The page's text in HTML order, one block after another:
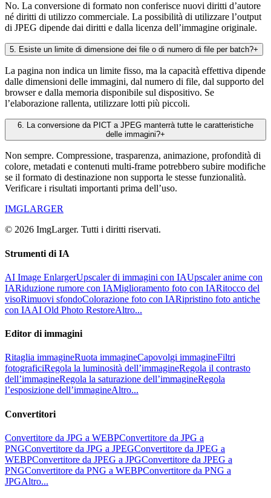
No. La conversione di formato non conferisce nuovi diritti d’autore
né diritti di utilizzo commerciale. La possibilità di utilizzare l’output
di JPEG dipende dai diritti e dalla licenza dell’immagine originale.
5. Esiste un limite di dimensione dei file o di numero di file per batch?+
La pagina non indica un limite fisso, ma la capacità effettiva dipende
dalle dimensioni delle immagini, dal numero di file, dal supporto del
browser e dalla memoria disponibile sul dispositivo. Se
l’elaborazione rallenta, utilizzare lotti più piccoli.
6. La conversione da PICT a JPEG manterrà tutte le caratteristiche
delle immagini?+
Non sempre. Compressione, trasparenza, animazione, profondità di
colore, metadati e contenuti multi-frame potrebbero subire modifiche
se il formato di destinazione non supporta le stesse funzionalità.
Verificare i risultati importanti prima dell’uso.
IMGLARGER
© 2026 ImgLarger. Tutti i diritti riservati.
Strumenti di IA
AI Image EnlargerUpscaler di immagini con IAUpscaler anime con
IARiduzione rumore con IAMiglioramento foto con IARitocco del
visoRimuovi sfondoColorazione foto con IARipristino foto antiche
con IAAI Old Photo RestoreAltro...
Editor di immagini
Ritaglia immagineRuota immagineCapovolgi immagineFiltri
fotograficiRegola la luminosità dell’immagineRegola il contrasto
dell’immagineRegola la saturazione dell’immagineRegola
l’esposizione dell’immagineAltro...
Convertitori
Convertitore da JPG a WEBPConvertitore da JPG a
PNGConvertitore da JPG a JPEGConvertitore da JPEG a
WEBPConvertitore da JPEG a JPGConvertitore da JPEG a
PNGConvertitore da PNG a WEBPConvertitore da PNG a
JPGAltro...